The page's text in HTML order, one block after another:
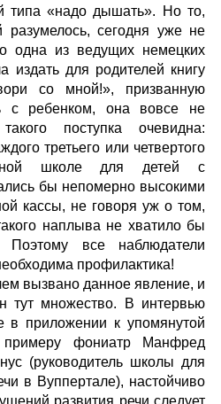
типа «надо дышать». Но то,
разумелось, сегодня уже не
одна из ведущих немецких
издать для родителей книгу
со мной!», призванную
с ребенком, она вовсе не
поступка очевидна:
третьего или четвертого
школе для детей с
бы непомерно высокими
кассы, не говоря уж о том,
наплыва не хватило бы
Поэтому все наблюдатели
профилактика!
вызвано данное явление, и
тут множество. В интервью
в приложении к упомянутой
примеру фониатр Манфред
(руководитель школы для
в Вуппертале), настойчиво
развития речи следует